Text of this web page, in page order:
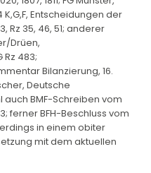
K,G,F, Entscheidungen der
Rz 35, 46, 51; anderer
Drüen,
Rz 483;
Bilanzierung, 16.
Deutsche
auch BMF-Schreiben vom
13; ferner BFH-Beschluss vom
in einem obiter
mit dem aktuellen